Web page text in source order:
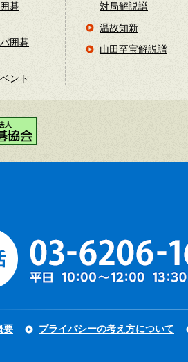
碁
囲碁
ント
対局解説譜
温故知新
山田至宝解説譜
要 プライバシーの考え方について